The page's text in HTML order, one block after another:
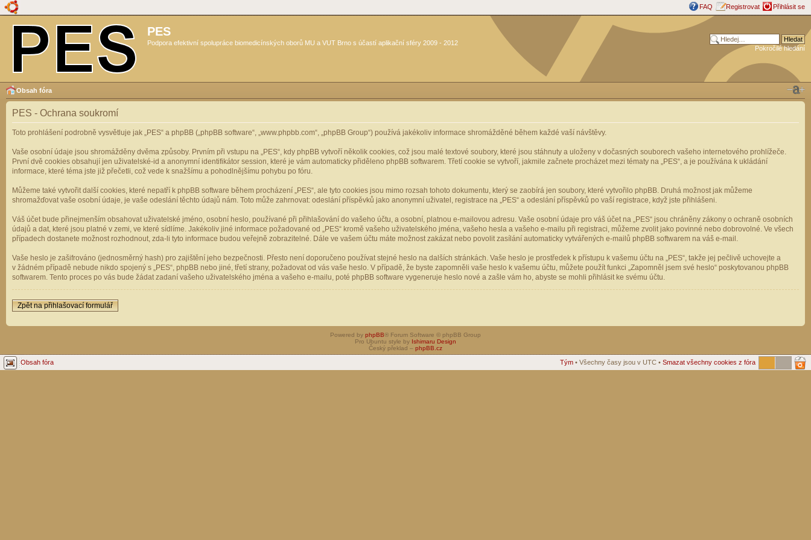
FAQ Registrovat Přihlásit se
PES
Podpora efektivní spolupráce biomedicínských oborů MU a VUT Brno s účastí aplikační sféry 2009 - 2012
Pokročilé hledání
Obsah fóra
PES - Ochrana soukromí
Toto prohlášení podrobně vysvětluje jak „PES“ a phpBB („phpBB software“, „www.phpbb.com“, „phpBB Group“) používá jakékoliv informace shromážděné během každé vaší návštěvy.
Vaše osobní údaje jsou shromážděny dvěma způsoby. Prvním při vstupu na „PES“, kdy phpBB vytvoří několik cookies, což jsou malé textové soubory, které jsou stáhnuty a uloženy v dočasných souborech vašeho internetového prohlížeče.
První dvě cookies obsahují jen uživatelské-id a anonymní identifikátor session, které je vám automaticky přiděleno phpBB softwarem. Třetí cookie se vytvoří, jakmile začnete procházet mezi tématy na „PES“, a je používána k ukládání
informace, které téma jste již přečetli, což vede k snažšímu a pohodlnějšímu pohybu po fóru.
Můžeme také vytvořit další cookies, které nepatří k phpBB software během procházení „PES“, ale tyto cookies jsou mimo rozsah tohoto dokumentu, který se zaobírá jen soubory, které vytvořilo phpBB. Druhá možnost jak můžeme
shromažďovat vaše osobní údaje, je vaše odeslání těchto údajů nám. Toto může zahrnovat: odeslání příspěvků jako anonymní uživatel, registrace na „PES“ a odeslání příspěvků po vaší registrace, když jste přihlášeni.
Váš účet bude přinejmenším obsahovat uživatelské jméno, osobní heslo, používané při přihlašování do vašeho účtu, a osobní, platnou e-mailovou adresu. Vaše osobní údaje pro váš účet na „PES“ jsou chráněny zákony o ochraně osobních
údajů a dat, které jsou platné v zemi, ve které sídlíme. Jakékoliv jiné informace požadované od „PES“ kromě vašeho uživatelského jména, vašeho hesla a vašeho e-mailu při registraci, můžeme zvolit jako povinné nebo dobrovolné. Ve všech
případech dostanete možnost rozhodnout, zda-li tyto informace budou veřejně zobrazitelné. Dále ve vašem účtu máte možnost zakázat nebo povolit zasílání automaticky vytvářených e-mailů phpBB softwarem na váš e-mail.
Vaše heslo je zašifrováno (jednosměrný hash) pro zajištění jeho bezpečnosti. Přesto není doporučeno používat stejné heslo na dalších stránkách. Vaše heslo je prostředek k přístupu k vašemu účtu na „PES“, takže jej pečlivě uchovejte a
v žádném případě nebude nikdo spojený s „PES“, phpBB nebo jiné, třetí strany, požadovat od vás vaše heslo. V případě, že byste zapomněli vaše heslo k vašemu účtu, můžete použít funkci „Zapomněl jsem své heslo“ poskytovanou phpBB
softwarem. Tento proces po vás bude žádat zadaní vašeho uživatelského jména a vašeho e-mailu, poté phpBB software vygeneruje heslo nové a zašle vám ho, abyste se mohli přihlásit ke svému účtu.
Zpět na přihlašovací formulář
Powered by phpBB® Forum Software © phpBB Group
Pro Ubuntu style by Ishimaru Design
Český překlad – phpBB.cz
Obsah fóra Tým • Všechny časy jsou v UTC • Smazat všechny cookies z fóra